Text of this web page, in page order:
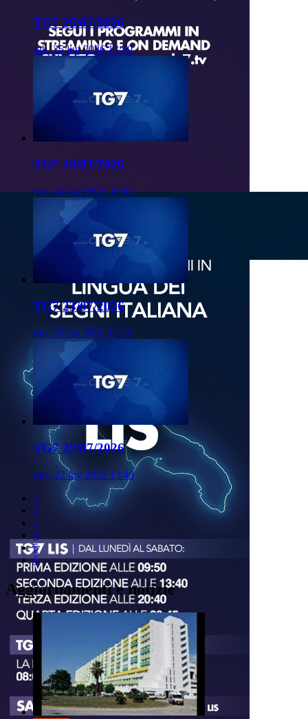
TG7 25/07/2026
sab, 25 lug 2026 13:50
TG7 24/07/2026
ven, 24 lug 2026 13:45
TG7 23/07/2026
gio, 23 lug 2026 13:50
TG7 22/07/2026
mer, 22 lug 2026 13:48
1
2
3
4
5
6
Aggiornamenti e notizie